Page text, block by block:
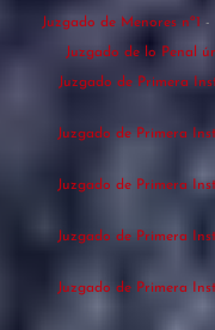
Juzgado de Menores nº1 -
Juzgado de lo Penal
Juzgado de Primera
Juzgado de Primera
Juzgado de Primera
Juzgado de Primera
Juzgado de Primera